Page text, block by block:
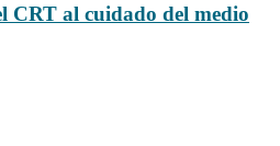
CRT al cuidado del medio